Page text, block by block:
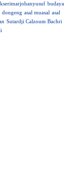
budaya
dongeng asal muasal asal
Sutardji Calzoum Bachri